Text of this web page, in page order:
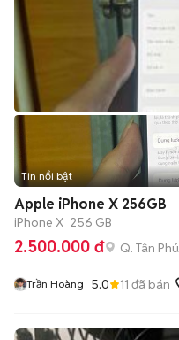
Tin nổi bật
Apple iPhone X 256GB
iPhone X 256 GB
2.500.000 đ Q. Tân Phú
Trần Hoàng 5.0 11 đã bán